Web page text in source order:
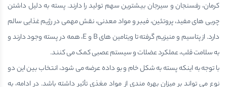
کرمان، رفسنجان و سیرجان بیشترین سهم تولید را دارند. پسته به دلیل داشتن
چربی های مفید، پروتئین، فیبر و مواد معدنی، نقش مهمی در رژیم غذایی سالم
دارد. از پتاسیم و منیزیم گرفته تا ویتامین های B و E، همه در پسته وجود دارند و
به سلامت قلب، عملکرد عضلات و سیستم عصبی کمک می کنند.
با توجه به اینکه پسته به شکل خام و بو داده عرضه می شود، انتخاب بین این دو
نوع می تواند بر میزان بهره مندی از مواد مغذی تأثیر داشته باشد. در ادامه، به